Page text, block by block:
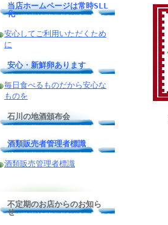
当店ホームページは常時SLL
化
安心してご利用いただくため
に
安心・新鮮卵あります
毎日食べるものだから安心な
ものを
石川の地酒頒布会
酒類販売者管理者標識
酒類販売管理者標識
不定期のお店からのお知ら
せ